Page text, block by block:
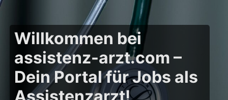
Willkommen bei
assistenz-arzt.com –
Dein Portal für Jobs als